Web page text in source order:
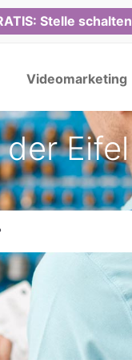
Stelle schalten
Videomarketing
Eifel